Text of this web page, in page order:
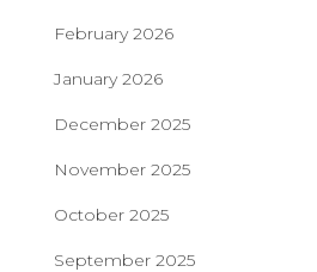
February 2026
January 2026
December 2025
November 2025
October 2025
September 2025